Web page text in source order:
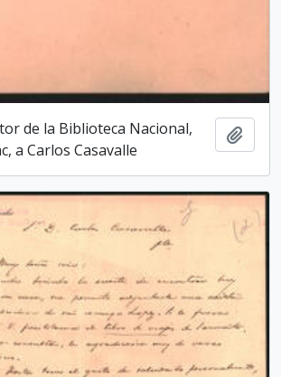
de la Biblioteca Nacio­nal,
a Carlos Casavalle